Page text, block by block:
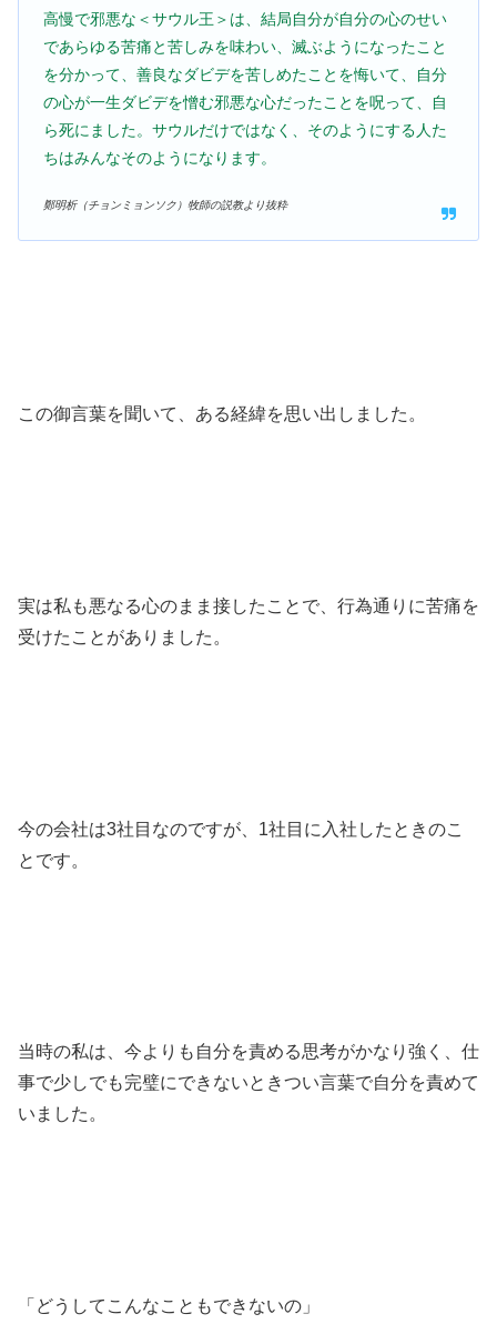
高慢で邪悪な＜サウル王＞は、結局自分が自分の心のせい
であらゆる苦痛と苦しみを味わい、滅ぶようになったこと
を分かって、善良なダビデを苦しめたことを悔いて、自分
の心が一生ダビデを憎む邪悪な心だったことを呪って、自
ら死にました。サウルだけではなく、そのようにする人た
ちはみんなそのようになります。
鄭明析（チョンミョンソク）牧師の説教より抜粋
この御言葉を聞いて、ある経緯を思い出しました。
実は私も悪なる心のまま接したことで、行為通りに苦痛を
受けたことがありました。
今の会社は3社目なのですが、1社目に入社したときのこ
とです。
当時の私は、今よりも自分を責める思考がかなり強く、仕
事で少しでも完璧にできないときつい言葉で自分を責めて
いました。
「どうしてこんなこともできないの」